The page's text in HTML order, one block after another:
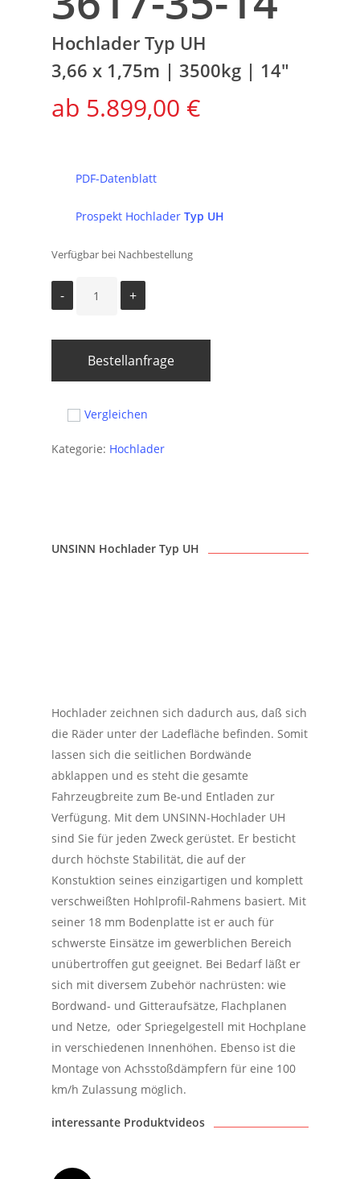
Hochlader Typ UH
3,66 x 1,75m | 3500kg | 14″
5.899,00 €
PDF-Datenblatt
Prospekt Hochlader Typ UH
Verfügbar bei Nachbestellung
Bestellanfrage
Vergleichen
Kategorie: Hochlader
UNSINN Hochlader Typ UH
Hochlader zeichnen sich dadurch aus, daß sich
die Räder unter der Ladefläche befinden. Somit
lassen sich die seitlichen Bordwände
abklappen und es steht die gesamte
Fahrzeugbreite zum Be-und Entladen zur
Verfügung. Mit dem UNSINN-Hochlader UH
sind Sie für jeden Zweck gerüstet. Er besticht
durch höchste Stabilität, die auf der
Konstuktion seines einzigartigen und komplett
verschweißten Hohlprofil-Rahmens basiert. Mit
seiner 18 mm Bodenplatte ist er auch für
schwerste Einsätze im gewerblichen Bereich
unübertroffen gut geeignet. Bei Bedarf läßt er
sich mit diversem Zubehör nachrüsten: wie
Bordwand- und Gitteraufsätze, Flachplanen
und Netze, oder Spriegelgestell mit Hochplane
in verschiedenen Innenhöhen. Ebenso ist die
Montage von Achsstoßdämpfern für eine 100
km/h Zulassung möglich.
interessante Produktvideos